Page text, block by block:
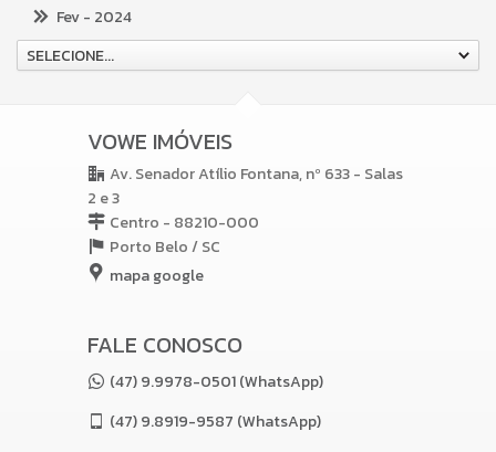
Fev- 2024
SELECIONE...
VOWE IMÓVEIS
Av. Senador Atílio Fontana, nº 633 - Salas
2 e 3
Centro - 88210-000
Porto Belo /SC
mapa google
FALE CONOSCO
(47) 9.9978-0501 (WhatsApp)
(47)9.8919-9587 (WhatsApp)